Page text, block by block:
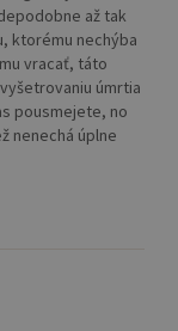
až tak
ktorému nechýba
vracať, táto
úmrtia
pousmejete, no
nenechá úplne